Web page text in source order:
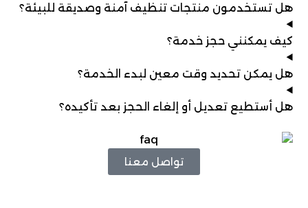
هل تستخدمون منتجات تنظيف آمنة وصديقة للبيئة؟
كيف يمكنني حجز خدمة؟
هل يمكن تحديد وقت معين لبدء الخدمة؟
هل أستطيع تعديل أو إلغاء الحجز بعد تأكيده؟
تواصل معنا